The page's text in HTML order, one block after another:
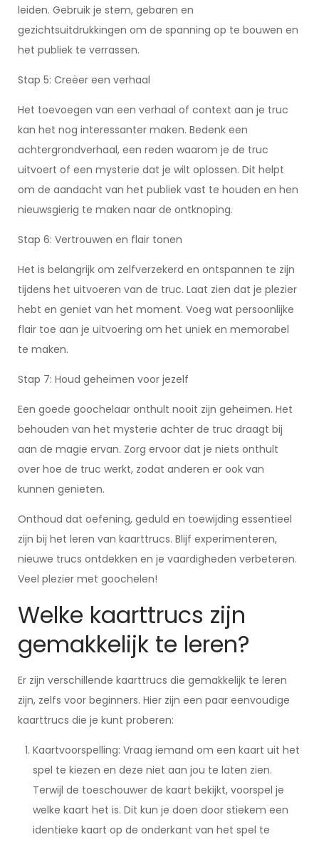
leiden. Gebruik je stem, gebaren en
gezichtsuitdrukkingen om de spanning op te bouwen en
het publiek te verrassen.
Stap 5: Creëer een verhaal
Het toevoegen van een verhaal of context aan je truc
kan het nog interessanter maken. Bedenk een
achtergrondverhaal, een reden waarom je de truc
uitvoert of een mysterie dat je wilt oplossen. Dit helpt
om de aandacht van het publiek vast te houden en hen
nieuwsgierig te maken naar de ontknoping.
Stap 6: Vertrouwen en flair tonen
Het is belangrijk om zelfverzekerd en ontspannen te zijn
tijdens het uitvoeren van de truc. Laat zien dat je plezier
hebt en geniet van het moment. Voeg wat persoonlijke
flair toe aan je uitvoering om het uniek en memorabel
te maken.
Stap 7: Houd geheimen voor jezelf
Een goede goochelaar onthult nooit zijn geheimen. Het
behouden van het mysterie achter de truc draagt bij
aan de magie ervan. Zorg ervoor dat je niets onthult
over hoe de truc werkt, zodat anderen er ook van
kunnen genieten.
Onthoud dat oefening, geduld en toewijding essentieel
zijn bij het leren van kaarttrucs. Blijf experimenteren,
nieuwe trucs ontdekken en je vaardigheden verbeteren.
Veel plezier met goochelen!
Welke kaarttrucs zijn
gemakkelijk te leren?
Er zijn verschillende kaarttrucs die gemakkelijk te leren
zijn, zelfs voor beginners. Hier zijn een paar eenvoudige
kaarttrucs die je kunt proberen:
Kaartvoorspelling: Vraag iemand om een kaart uit het
spel te kiezen en deze niet aan jou te laten zien.
Terwijl de toeschouwer de kaart bekijkt, voorspel je
welke kaart het is. Dit kun je doen door stiekem een
identieke kaart op de onderkant van het spel te